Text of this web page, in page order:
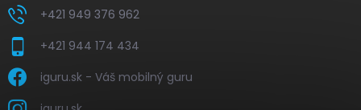
+421 949 376 962
+421 944 174 434
iguru.sk - Váš mobilný guru